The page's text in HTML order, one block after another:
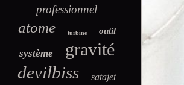
professionnel
atome turbine outil
système gravité
devilbiss satajet